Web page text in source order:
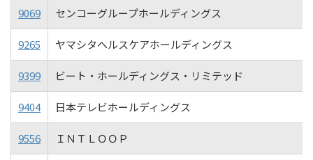
9069 センコーグループホールディングス
9265 ヤマシタヘルスケアホールディングス
9399 ビート・ホールディングス・リミテッド
9404 日本テレビホールディングス
9556 ＩＮＴＬＯＯＰ